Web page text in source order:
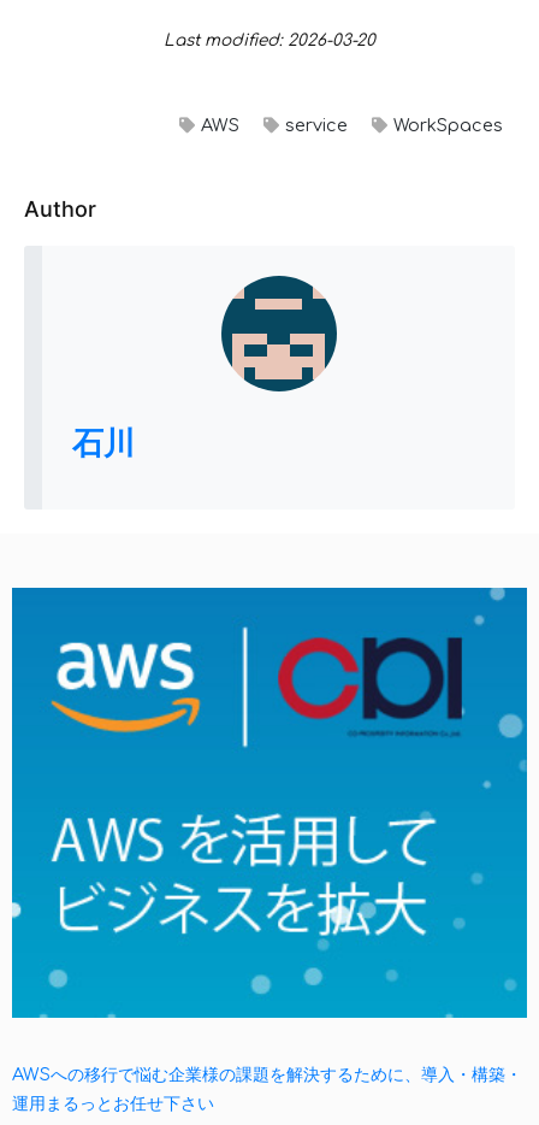
AWSへの移行で悩む企業様の課題を解決するために、導入・構築・
運用まるっとお任せ下さい
Last modified: 2026-03-20
AWS service WorkSpaces
Author
石川